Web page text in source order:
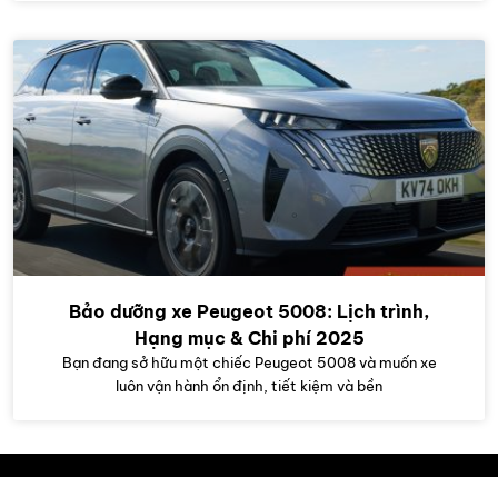
Bảo dưỡng xe Peugeot 5008: Lịch trình,
Hạng mục & Chi phí 2025
Bạn đang sở hữu một chiếc Peugeot 5008 và muốn xe
luôn vận hành ổn định, tiết kiệm và bền